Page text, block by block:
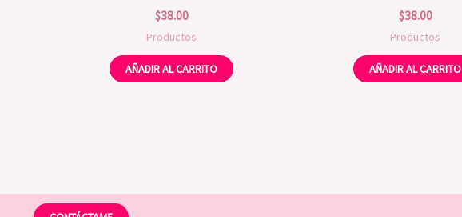
$38.00
Productos
AÑADIR AL CARRITO
$38.00
Productos
AÑADIR AL CARRITO